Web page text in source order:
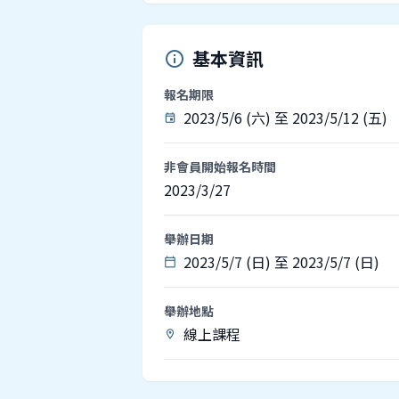
info 基本資訊
報名期限
event 2023/5/6 (六) 至 2023/5/12 (五)
非會員開始報名時間
2023/3/27
舉辦日期
calendar_today 2023/5/7 (日) 至 2023/5/7 (日)
舉辦地點
location_on 線上課程